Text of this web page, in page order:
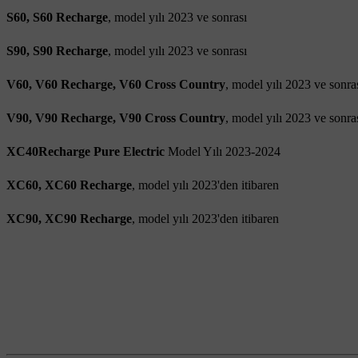
S60, S60 Recharge, model yılı 2023 ve sonrası
S90, S90 Recharge, model yılı 2023 ve sonrası
V60, V60 Recharge, V60 Cross Country, model yılı 2023 ve
V90, V90 Recharge, V90 Cross Country, model yılı 2023 ve
XC40Recharge Pure Electric Model Yılı 2023-2024
XC60, XC60 Recharge, model yılı 2023'den itibaren
XC90, XC90 Recharge, model yılı 2023'den itibaren